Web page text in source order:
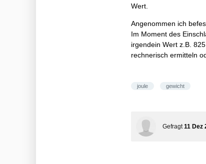
Wert.
Angenommen ich
Im Moment des
irgendein Wert z.B.
rechnerisch ermitteln
joule gewicht
Gefragt 11 Dez